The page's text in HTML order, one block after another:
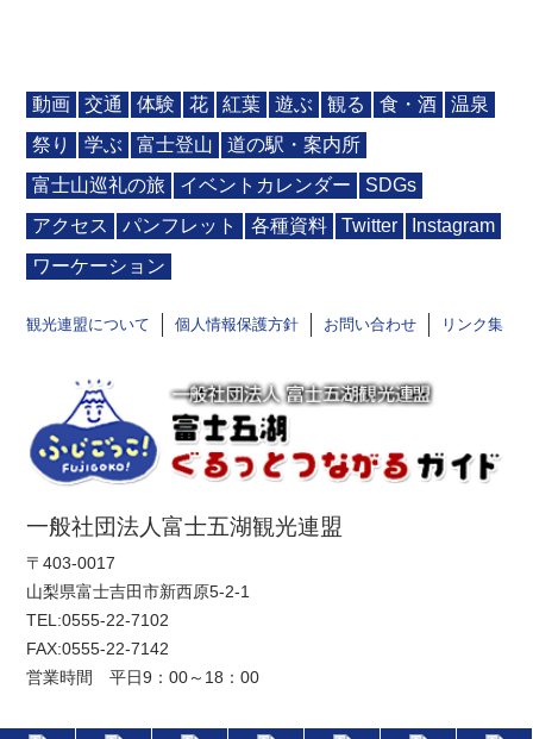
動画 交通 体験 花 紅葉 遊ぶ 観る 食・酒
温泉
祭り
学ぶ 富士登山
道の駅・案内所
富士山巡礼の旅
イベントカレンダー
SDGs
アクセス
パンフレット 各種資料 Twitter
Instagram
ワーケーション
観光連盟について 個人情報保護方針 お問い合わせ リンク集
一般社団法人富士五湖観光連盟
〒403-0017
山梨県富士吉田市新西原5-2-1
TEL:0555-22-7102
FAX:0555-22-7142
営業時間 平日9：00～18：00